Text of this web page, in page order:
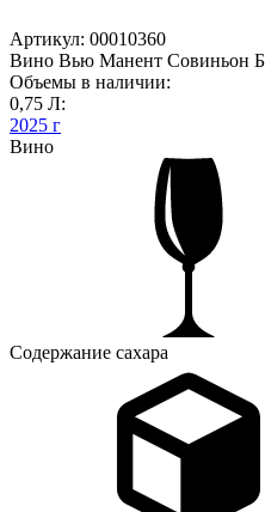
Артикул: 00010360
Вино Вью Манент Совиньон
Объемы в наличии:
0,75 Л:
2025 г
Вино
Содержание сахара